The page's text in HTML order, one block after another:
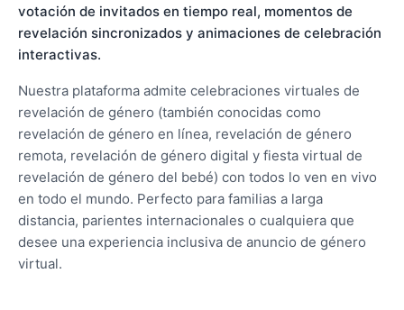
votación de invitados en tiempo real, momentos de
revelación sincronizados y animaciones de celebración
interactivas.
Nuestra plataforma admite celebraciones virtuales de
revelación de género (también conocidas como
revelación de género en línea, revelación de género
remota, revelación de género digital y fiesta virtual de
revelación de género del bebé) con todos lo ven en vivo
en todo el mundo. Perfecto para familias a larga
distancia, parientes internacionales o cualquiera que
desee una experiencia inclusiva de anuncio de género
virtual.